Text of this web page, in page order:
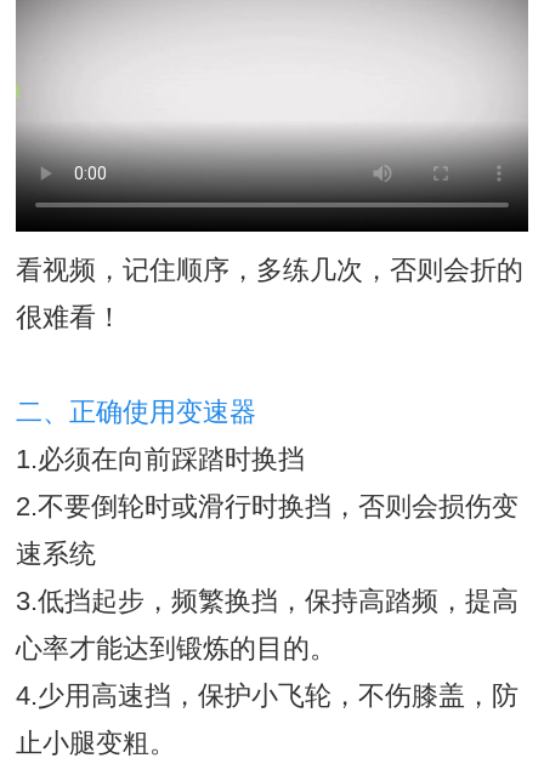
看视频，记住顺序，多练几次，否则会折的
很难看！
二、正确使用变速器
1.必须在向前踩踏时换挡
2.不要倒轮时或滑行时换挡，否则会损伤变
速系统
3.低挡起步，频繁换挡，保持高踏频，提高
心率才能达到锻炼的目的。
4.少用高速挡，保护小飞轮，不伤膝盖，防
止小腿变粗。